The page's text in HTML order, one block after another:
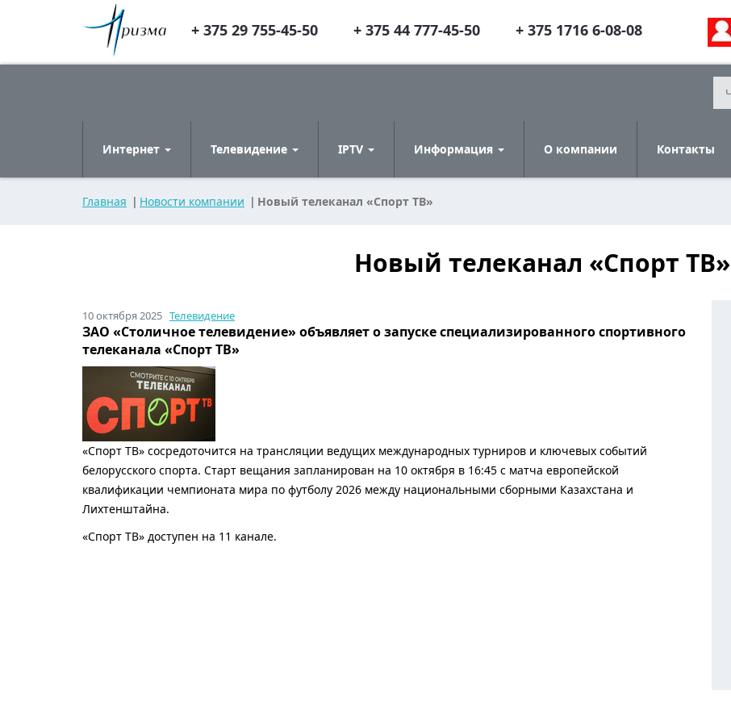
+ 375 29 755-45-50 + 375 44 777-45-50 + 375 1716 6-08-08
Интернет Телевидение IPTV Информация О компании Контакты
Главная Новости компании Новый телеканал «Спорт ТВ»
Новый телеканал «Спорт ТВ»
10 октября 2025 Телевидение
ЗАО «Столичное телевидение» объявляет о запуске специализированного спортивного
телеканала «Спорт ТВ»
«Спорт ТВ» сосредоточится на трансляции ведущих международных турниров и ключевых событий
белорусского спорта. Старт вещания запланирован на 10 октября в 16:45 с матча европейской
квалификации чемпионата мира по футболу 2026 между национальными сборными Казахстана и
Лихтенштайна.
«Спорт ТВ» доступен на 11 канале.